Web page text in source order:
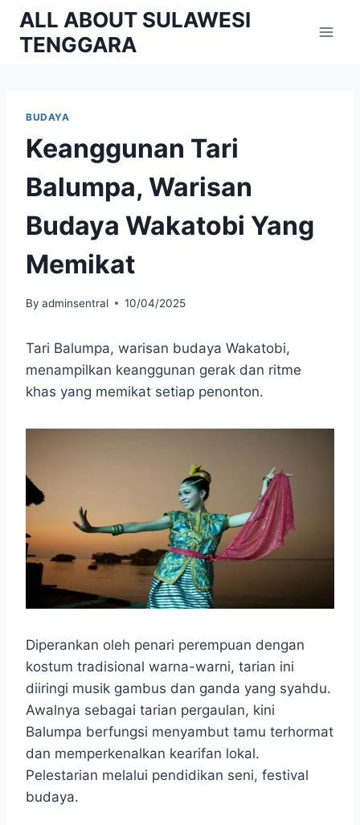
Skip
content
ALL ABOUT SULAWESI
TENGGARA
BUDAYA
Keanggunan Tari
Balumpa, Warisan
Budaya Wakatobi Yang
Memikat
By adminsentral 10/04/2025
Tari Balumpa, warisan budaya Wakatobi,
menampilkan keanggunan gerak dan ritme
khas yang memikat setiap penonton.
Diperankan oleh penari perempuan dengan
kostum tradisional warna-warni, tarian ini
diiringi musik gambus dan ganda yang syahdu.
Awalnya sebagai tarian pergaulan, kini
Balumpa berfungsi menyambut tamu terhormat
dan memperkenalkan kearifan lokal.
Pelestarian melalui pendidikan seni, festival
budaya.